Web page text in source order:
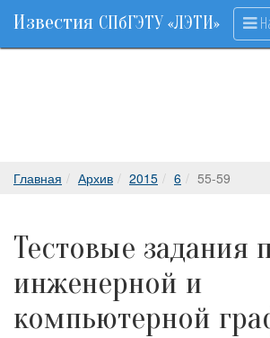
Известия СПбГЭТУ «ЛЭТИ»
Главная Архив 2015 6 55-59
Тестовые задания
инженерной и
компьютерной